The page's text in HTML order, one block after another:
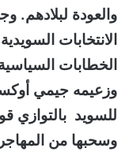
والعودة لبلادهم.
الخطابات
وزعيمه جيمي
للسويد بالتوازي
وسحبها من